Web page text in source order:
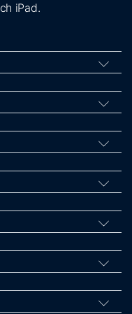
iPad.